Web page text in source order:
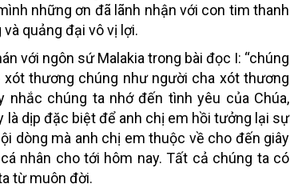
những ơn đã lãnh nhận với con tim thanh
quảng đại vô vị lợi.
với ngôn sứ Malakia trong bài đọc I: “chúng
xót thương chúng như người cha xót thương
nhắc chúng ta nhớ đến tình yêu của Chúa,
dịp đặc biệt để anh chị em hồi tưởng lại sự
dòng mà anh chị em thuộc về cho đến giây
nhân cho tới hôm nay. Tất cả chúng ta có
từ muôn đời.